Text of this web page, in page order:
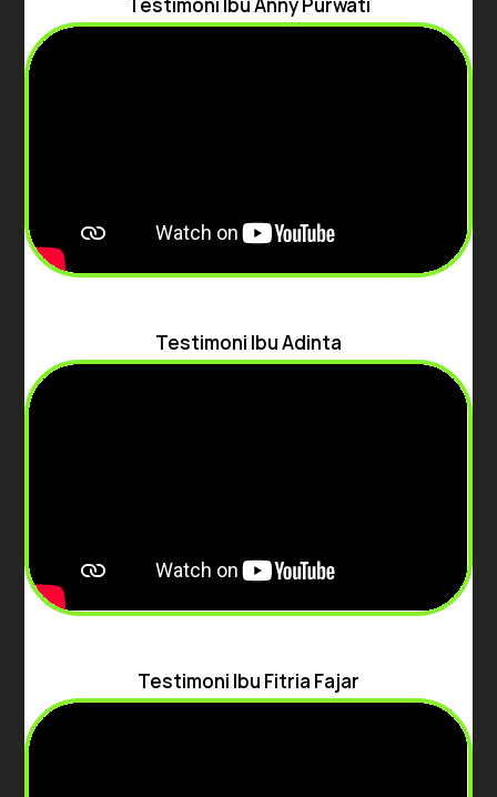
Testimoni Ibu Anny Purwati
Testimoni Ibu Adinta
Testimoni Ibu Fitria Fajar